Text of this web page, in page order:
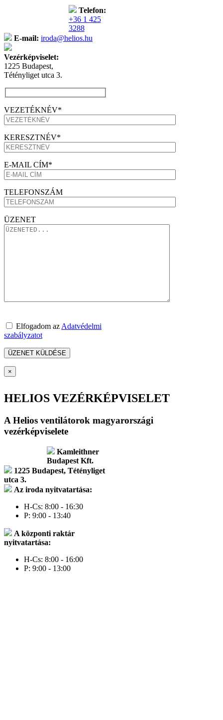
Telefon:
+36 1 425
3288
E-mail: iroda@helios.hu
Vezérképviselet:
1225 Budapest,
Tétényliget utca 3.
VEZETÉKNÉV*
KERESZTNÉV*
E-MAIL CÍM*
TELEFONSZÁM
ÜZENET
Elfogadom az Adatvédelmi
szabályzatot
×
HELIOS VEZÉRKÉPVISELET
A Helios ventilátorok magyarországi
vezérképviselete
Kamleithner
Budapest Kft.
1225 Budapest, Tétényliget
utca 3.
Az iroda nyitvatartása:
H-Cs: 8:00 - 16:30
P: 9:00 - 13:40
A központi raktár
nyitvatartása:
H-Cs: 8:00 - 16:00
P: 9:00 - 13:00